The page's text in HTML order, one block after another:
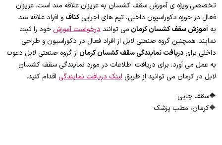
تخصصی ویژه ی آموزش سقف کشسان به عزیزان علاقه مند است. عزیزان
فعال در حوزه دکوراسیون داخلی، تیم های اجراییکناف و افراد علاقه مند
به آموزش سقف کشسان کرمان می تواننددرخواست آموزش خود را ثبت
نمایند. همچنین گروه صنعتی لابل از افراد فعال در دکوراسیون و طراحی
داخلی برایدریافت نمایندگی سقف کشسان کرمان از گروه صنعتی لابل دعوت
به عمل می آورد. برای دریافت اطلاعات در مورد نمایندگی سقف کشسان
لابل در کرمان می توانید از طریق لینک دریافت نمایندگی اقدام کنید.
🔶سقف چاپی
🔶کرمان، مطب پزشک